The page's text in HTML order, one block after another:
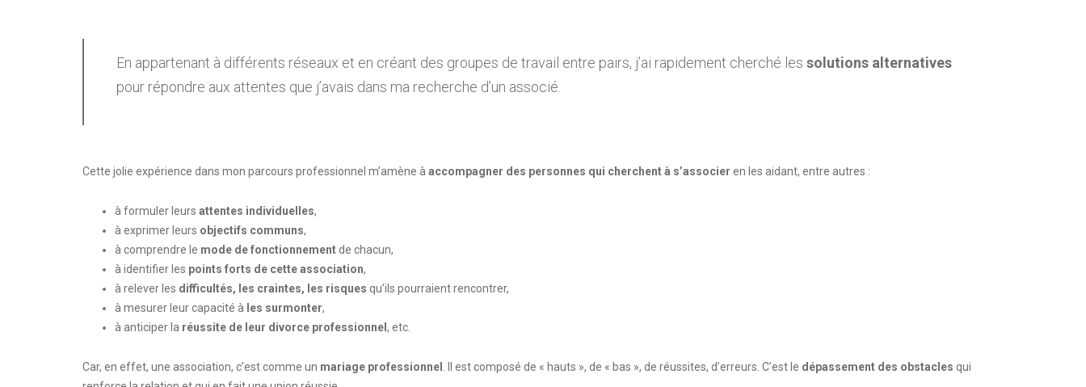
En appartenant à différents réseaux et en créant des groupes de travail entre pairs, j’ai rapidement cherché les solutions alternatives
pour répondre aux attentes que j’avais dans ma recherche d’un associé.
Cette jolie expérience dans mon parcours professionnel m’amène à accompagner des personnes qui cherchent à s’associer en les aidant, entre autres :
à formuler leurs attentes individuelles,
à exprimer leurs objectifs communs,
à comprendre le mode de fonctionnementde chacun,
à identifier les points forts de cette association,
à relever les difficultés, les craintes, les risques qu’ils pourraient rencontrer,
à mesurer leur capacité à les surmonter,
à anticiper la réussite de leur divorce professionnel , etc.
Car, en effet, une association, c’est comme un mariage professionnel . Il est composé de « hauts », de « bas », de réussites, d’erreurs. C’est le dépassement des obstacles qui